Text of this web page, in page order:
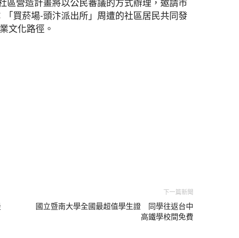
區營造計畫將以公民審議的方式辦理，邀請市
買菸場-頭汴派出所」周遭的社區居民共同發
文化路徑。
下一篇新聞
國立暨南大學全國最超值學生證 同學往返台中
高鐵學校間免費